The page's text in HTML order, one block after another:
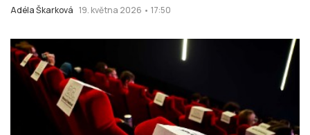
Adéla Škarková 19. května 2026 • 17:50